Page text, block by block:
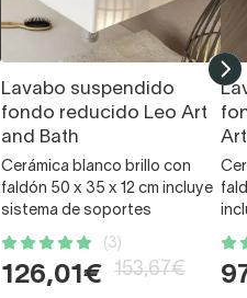
Lavabo suspendido
fondo reducido Leo Art
and Bath
Cerámica blanco brillo con
faldón 50 x 35 x 12 cm incluye
sistema de soportes
(3)
126,01€ 153,67€